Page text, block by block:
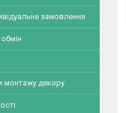
замовлення
монтажу декору